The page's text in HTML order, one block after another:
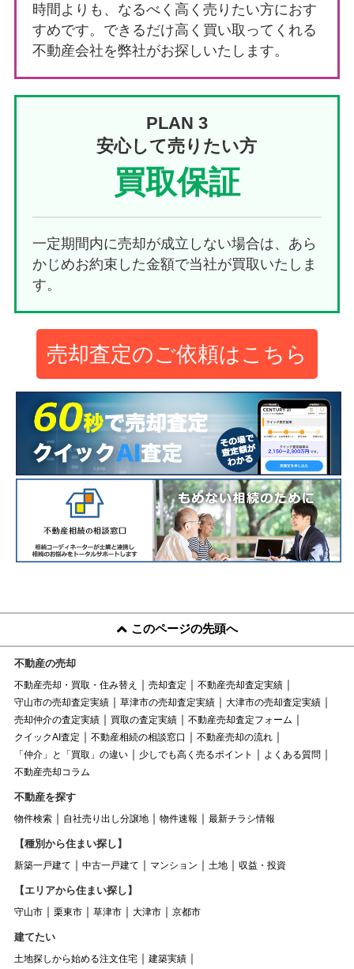
時間よりも、なるべく高く売りたい方におす
すめです。できるだけ高く買い取ってくれる
不動産会社を弊社がお探しいたします。
PLAN 3
安心して売りたい方
買取保証
一定期間内に売却が成立しない場合は、あら
かじめお約束した金額で当社が買取いたしま
す。
売却査定のご依頼はこちら
このページの先頭へ
不動産の売却
不動産売却・買取・住み替え 売却査定
不動産売却査定実績
守山市の売却査定実績
草津市の売却査定実績
大津市の売却査定実績
売却仲介の査定実績
買取の査定実績
不動産売却査定フォーム
クイックAI査定
不動産相続の相談窓口
不動産売却の流れ
「仲介」と「買取」の違い
少しでも高く売るポイント
よくある質問
不動産売却コラム
不動産を探す
物件検索 自社売り出し分譲地 物件速報 最新チラシ情報
【種別から住まい探し】
新築一戸建て 中古一戸建て マンション 土地 収益・投資
【エリアから住まい探し】
守山市 栗東市 草津市 大津市 京都市
建てたい
土地探しから始める注文住宅
建築実績